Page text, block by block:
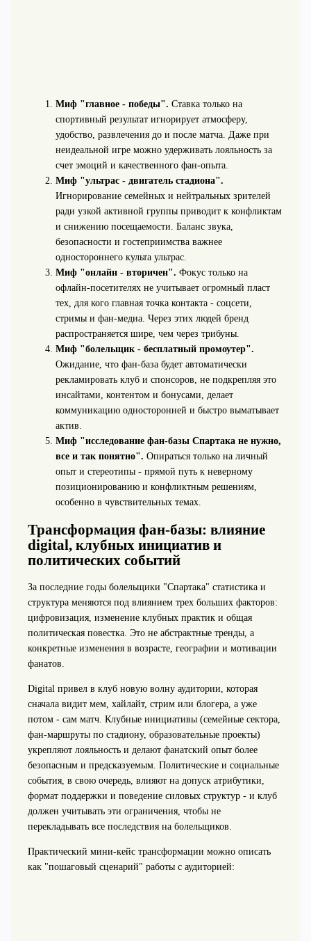
Миф "главное - победы". Ставка только на
спортивный результат игнорирует атмосферу,
удобство, развлечения до и после матча. Даже при
неидеальной игре можно удерживать лояльность за
счет эмоций и качественного фан‑опыта.
Миф "ультрас - двигатель стадиона".
Игнорирование семейных и нейтральных зрителей
ради узкой активной группы приводит к конфликтам
и снижению посещаемости. Баланс звука,
безопасности и гостеприимства важнее
одностороннего культа ультрас.
Миф "онлайн - вторичен". Фокус только на
офлайн‑посетителях не учитывает огромный пласт
тех, для кого главная точка контакта - соцсети,
стримы и фан‑медиа. Через этих людей бренд
распространяется шире, чем через трибуны.
Миф "болельщик - бесплатный промоутер".
Ожидание, что фан‑база будет автоматически
рекламировать клуб и спонсоров, не подкрепляя это
инсайтами, контентом и бонусами, делает
коммуникацию односторонней и быстро выматывает
актив.
Миф "исследование фан-базы Спартака не нужно,
все и так понятно". Опираться только на личный
опыт и стереотипы - прямой путь к неверному
позиционированию и конфликтным решениям,
особенно в чувствительных темах.
Трансформация фан‑базы: влияние
digital, клубных инициатив и
политических событий
За последние годы болельщики "Спартака" статистика и
структура меняются под влиянием трех больших факторов:
цифровизация, изменение клубных практик и общая
политическая повестка. Это не абстрактные тренды, а
конкретные изменения в возрасте, географии и мотивации
фанатов.
Digital привел в клуб новую волну аудитории, которая
сначала видит мем, хайлайт, стрим или блогера, а уже
потом - сам матч. Клубные инициативы (семейные сектора,
фан‑маршруты по стадиону, образовательные проекты)
укрепляют лояльность и делают фанатский опыт более
безопасным и предсказуемым. Политические и социальные
события, в свою очередь, влияют на допуск атрибутики,
формат поддержки и поведение силовых структур - и клуб
должен учитывать эти ограничения, чтобы не
перекладывать все последствия на болельщиков.
Практический мини‑кейс трансформации можно описать
как "пошаговый сценарий" работы с аудиторией: